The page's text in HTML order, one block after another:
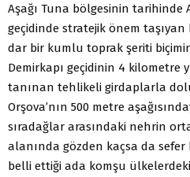
Aşağı Tuna bölgesinin tarihinde
geçidinde stratejik önem taşıyan
dar bir kumlu toprak şeriti
Demirkapı geçidinin 4 kilometre
tanınan tehlikeli girdaplarla
Orşova’nın 500 metre
sıradağlar arasındaki nehrin
alanında gözden kaçsa da sefer
belli ettiği ada komşu